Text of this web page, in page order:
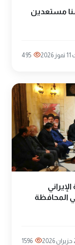
مستعدين
495
المحافظة
1596